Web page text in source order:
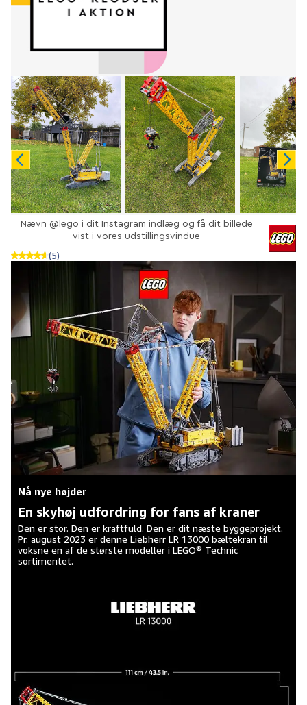
Nævn @lego i dit Instagram indlæg og få dit billede
vist i vores udstillingsvindue
(5)
Nå nye højder
En skyhøj udfordring for fans af kraner
Den er stor. Den er kraftfuld. Den er dit næste byggeprojekt.
Pr. august 2023 er denne Liebherr LR 13000 bæltekran til
voksne en af de største modeller i LEGO® Technic
sortimentet.